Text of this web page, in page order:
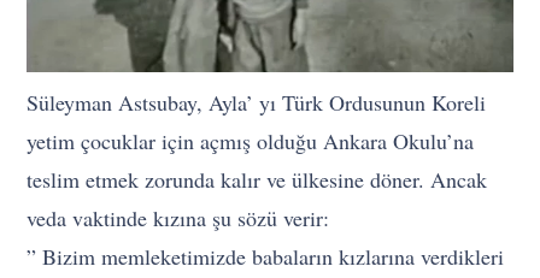
Süleyman Astsubay, Ayla’ yı Türk Ordusunun Koreli
yetim çocuklar için açmış olduğu Ankara Okulu’na
teslim etmek zorunda kalır ve ülkesine döner. Ancak
veda vaktinde kızına şu sözü verir:
” Bizim memleketimizde babaların kızlarına verdikleri